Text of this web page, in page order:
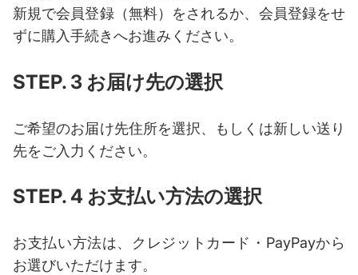
新規で会員登録（無料）をされるか、会員登録をせ
ずに購入手続きへお進みください。
STEP. 3 お届け先の選択
ご希望のお届け先住所を選択、もしくは新しい送り
先をご入力ください。
STEP. 4 お支払い方法の選択
お支払い方法は、クレジットカード・PayPayから
お選びいただけます。